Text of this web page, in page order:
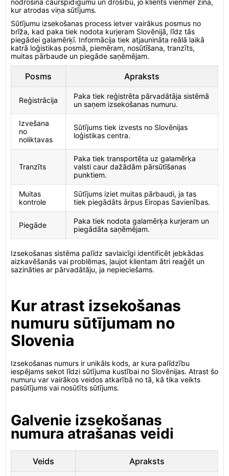
nodrošina caurspīdīgumu un drošību, jo klients vienmēr zina,
kur atrodas viņa sūtījums.
Sūtījumu izsekošanas process ietver vairākus posmus no
brīža, kad paka tiek nodota kurjeram Slovēnijā, līdz tās
piegādei galamērķī. Informācija tiek atjaunināta reālā laikā
katrā loģistikas posmā, piemēram, nosūtīšana, tranzīts,
muitas pārbaude un piegāde saņēmējam.
Posms Apraksts
Reģistrācija
Paka tiek reģistrēta pārvadātāja sistēmā
un saņem izsekošanas numuru.
Izvešana
no
noliktavas
Sūtījums tiek izvests no Slovēnijas
loģistikas centra.
Tranzīts
Paka tiek transportēta uz galamērķa
valsti caur dažādām pārsūtīšanas
punktiem.
Muitas
kontrole
Sūtījums iziet muitas pārbaudi, ja tas
tiek piegādāts ārpus Eiropas Savienības.
Piegāde
Paka tiek nodota galamērķa kurjeram un
piegādāta saņēmējam.
Izsekošanas sistēma palīdz savlaicīgi identificēt jebkādas
aizkavēšanās vai problēmas, ļaujot klientam ātri reaģēt un
sazināties ar pārvadātāju, ja nepieciešams.
Kur atrast izsekošanas
numuru sūtījumam no
Slovenia
Izsekošanas numurs ir unikāls kods, ar kura palīdzību
iespējams sekot līdzi sūtījuma kustībai no Slovēnijas. Atrast šo
numuru var vairākos veidos atkarībā no tā, kā tika veikts
pasūtījums vai nosūtīts sūtījums.
Galvenie izsekošanas
numura atrašanas veidi
Veids Apraksts